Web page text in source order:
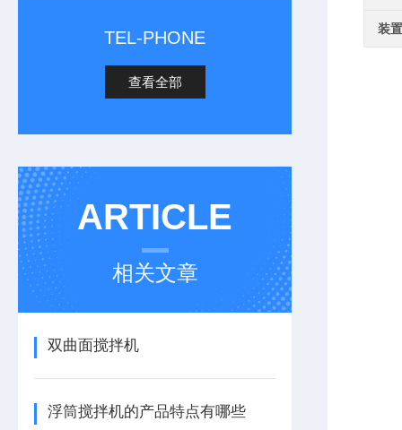
TEL-PHONE
查看全部
ARTICLE
相关文章
双曲面搅拌机
浮筒搅拌机的产品特点有哪些
装